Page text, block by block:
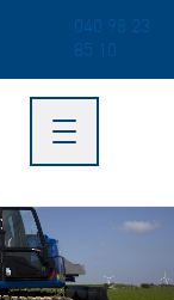
040 98 23
85 10
Toggle
navigation